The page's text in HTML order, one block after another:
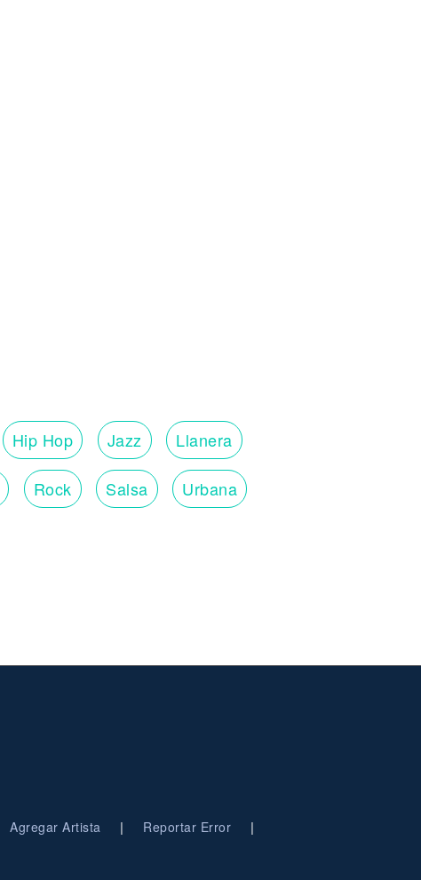
Hip Hop Jazz Llanera
Rock Salsa Urbana
Agregar Artista | Reportar Error |